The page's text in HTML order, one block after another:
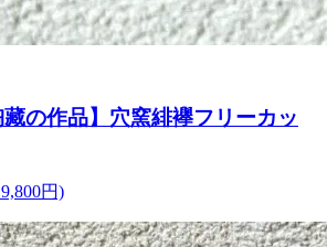
藏の作品】穴窯緋襷フリーカッ
円)